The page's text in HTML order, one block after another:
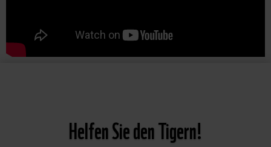
Helfen Sie den Tigern!